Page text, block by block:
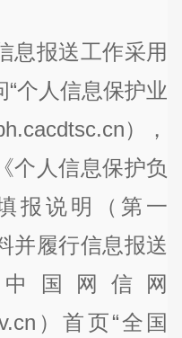
息报送工作采用
个人信息保护业
），
个人信息保护负
报说明（第一
并履行信息报送
国网信网
）首页“全国